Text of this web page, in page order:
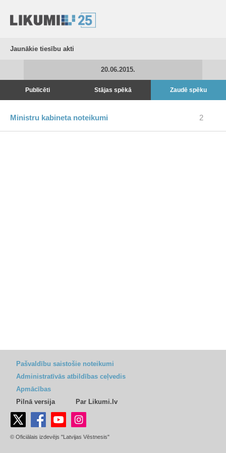
Jaunākie tiesību akti
20.06.2015.
Publicēti Stājas spēkā Zaudē spēku
Ministru kabineta noteikumi 2
Pašvaldību saistošie noteikumi
Administratīvās atbildības ceļvedis
Apmācības
Pilnā versija
Par Likumi.lv
© Oficiālais izdevējs "Latvijas Vēstnesis"